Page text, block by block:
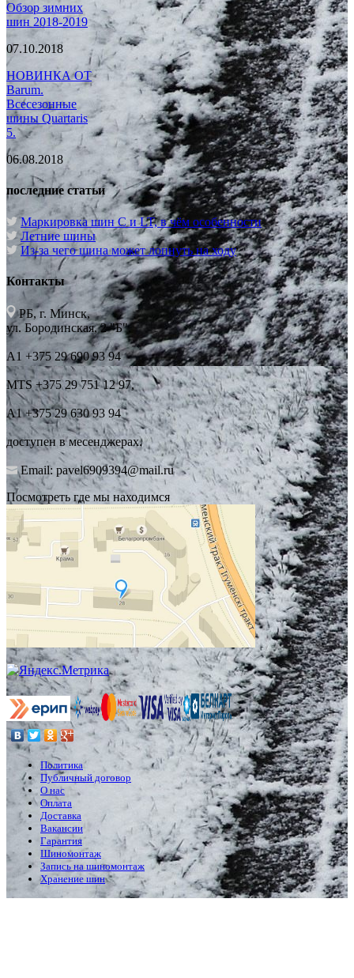
Обзор зимних
шин 2018-2019
07.10.2018
НОВИНКА ОТ
Barum.
Всесезонные
шины Quartaris
5.
06.08.2018
последние статьи
Маркировка шин C и LT, в чём особенности
Летние шины
Из-за чего шина может лопнуть на ходу
Контакты
РБ, г. Минск,
ул. Бородинская, 2 "Б",
А1 +375 29 690 93 94
MTS +375 29 751 12 97,
А1 +375 29 630 93 94
доступен в месенджерах.
Email: pavel6909394@mail.ru
Посмотреть где мы находимся
Политика
Публичный договор
О нас
Оплата
Доставка
Вакансии
Гарантия
Шиномонтаж
Запись на шиномонтаж
Хранение шин